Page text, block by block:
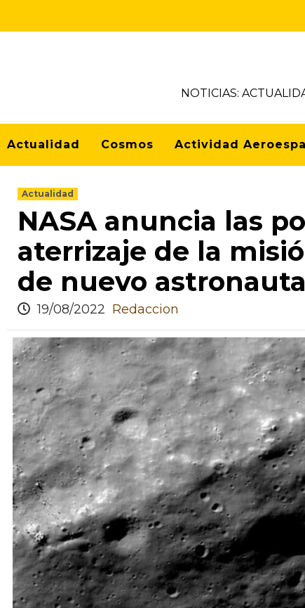
NOTICIAS:
Actualidad Cosmos Actividad
Actualidad
NASA anuncia las
aterrizaje de la
de nuevo
19/08/2022 Redaccion